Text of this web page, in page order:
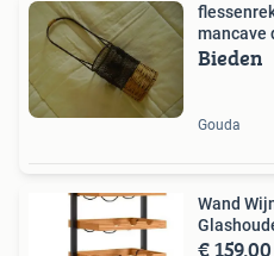
mancave
Bieden
Gouda
Wand